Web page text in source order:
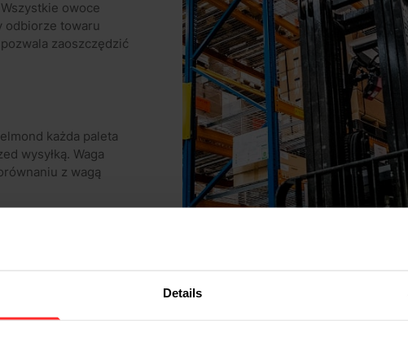
Details
owoce
odbiorze towaru
zaoszczędzić
każda paleta
wysyłką. Waga
z wagą
litrowe zbiorniki
w zbiornikach,
piwa. Heineken